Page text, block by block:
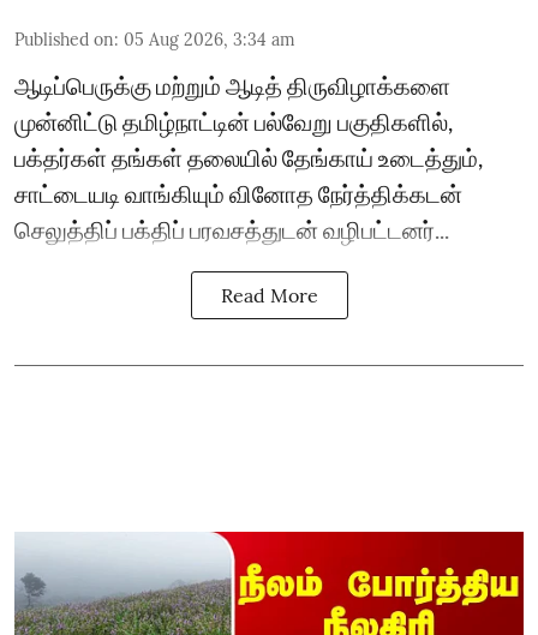
Published on: 05 Aug 2026, 3:34 am
ஆடிப்பெருக்கு மற்றும் ஆடித் திருவிழாக்களை
முன்னிட்டு தமிழ்நாட்டின் பல்வேறு பகுதிகளில்,
பக்தர்கள் தங்கள் தலையில் தேங்காய் உடைத்தும்,
சாட்டையடி வாங்கியும் வினோத நேர்த்திக்கடன்
செலுத்திப் பக்திப் பரவசத்துடன் வழிபட்டனர்...
Read More